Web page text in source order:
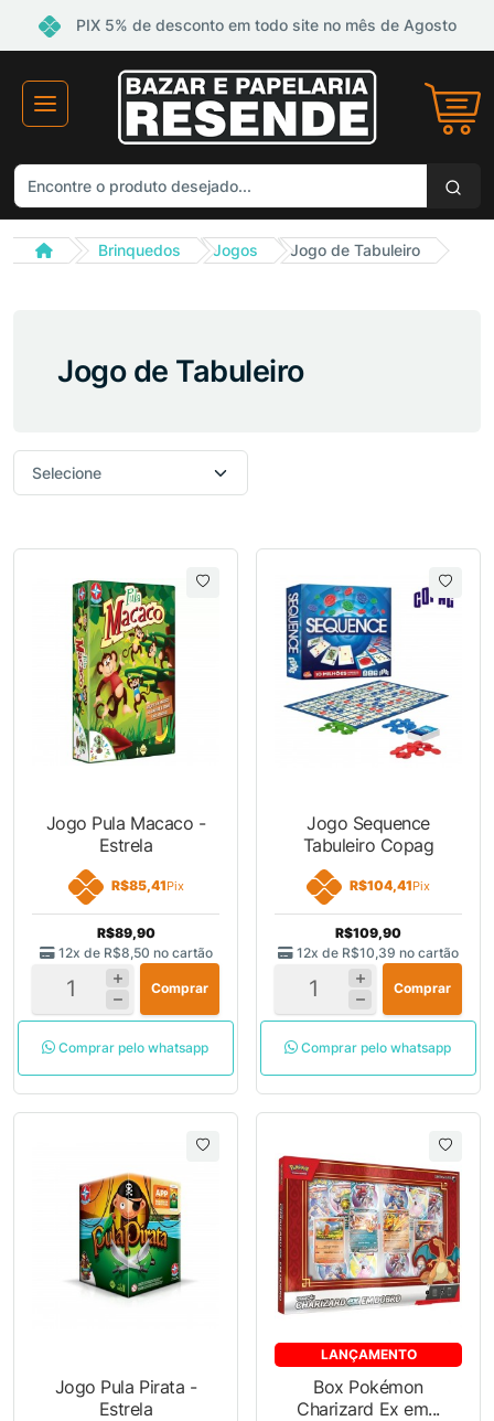
PIX 5% de desconto em todo site no mês de Agosto
Brinquedos Jogos Jogo de Tabuleiro
Jogo de Tabuleiro
Jogo Pula Macaco -
Estrela
R$85,41Pix
R$89,90
12x de R$8,50 no cartão
Comprar
Comprar pelo whatsapp
Jogo Sequence
Tabuleiro Copag
R$104,41Pix
R$109,90
12x de R$10,39 no cartão
Comprar
Comprar pelo whatsapp
Jogo Pula Pirata -
Estrela
LANÇAMENTO
Box Pokémon
Charizard Ex em...